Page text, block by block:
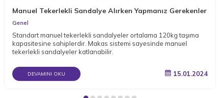
Manuel Tekerlekli Sandalye Alırken Yapmanız Gerekenler
Genel
Standart manuel tekerlekli sandalyeler ortalama 120kg taşıma
kapasitesine sahiplerdir. Makas sistemi sayesinde manuel
tekerlekli sandalyeler katlanabilir.
DEVAMINI OKU 15.01.2024